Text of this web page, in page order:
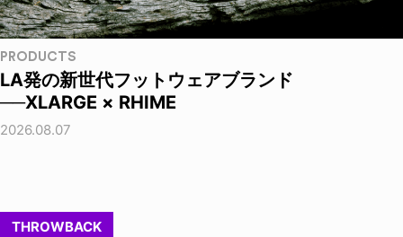
PRODUCTS
LA発の新世代フットウェアブランド
──XLARGE × RHIME
2026.08.07
THROWBACK